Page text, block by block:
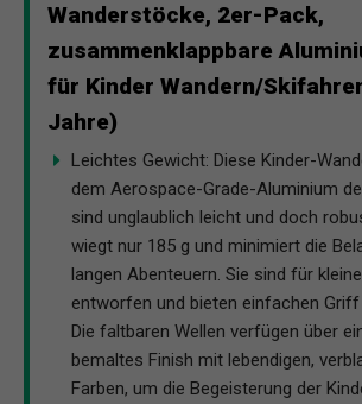
Wanderstöcke, 2er-Pack,
zusammenklappbare
für Kinder Wandern/
Jahre)
Leichtes Gewicht: Diese Kinder-
dem Aerospace-Grade-Aluminium
sind unglaublich leicht und doch
wiegt nur 185 g und minimiert die
langen Abenteuern. Sie sind für
entworfen und bieten einfachen
Die faltbaren Wellen verfügen über
bemaltes Finish mit lebendigen,
Farben, um die Begeisterung der